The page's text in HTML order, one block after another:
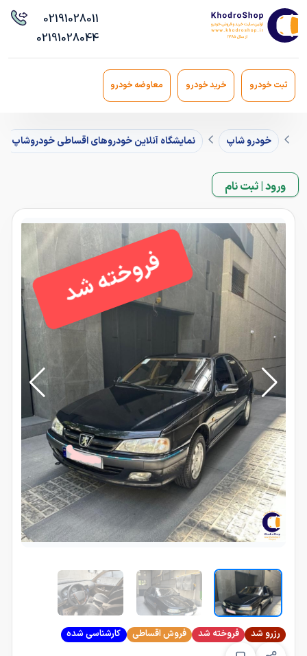
02191028011
02191028044
ثبت خودرو خرید خودرو معاوضه خودرو
خودرو شاپ نمایشگاه آنلاین خودروهای اقساطی خودروشاپ
ورود | ثبت نام
فروخته شد
رزرو شد فروخته شد فروش اقساطی کارشناسی شده